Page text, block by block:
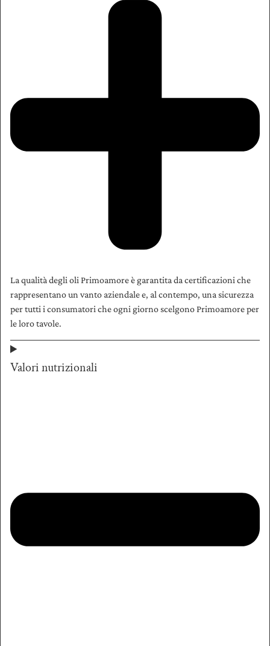
La qualità degli oli Primoamore è garantita da certificazioni che
rappresentano un vanto aziendale e, al contempo, una sicurezza
per tutti i consumatori che ogni giorno scelgono Primoamore per
le loro tavole.
Valori nutrizionali